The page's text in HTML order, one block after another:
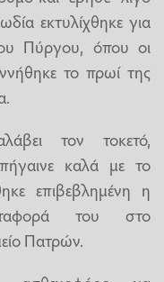
εκτυλίχθηκε για
Πύργου, όπου οι
το πρωί της
τον τοκετό,
καλά με το
επιβεβλημένη η
του στο
Πατρών.